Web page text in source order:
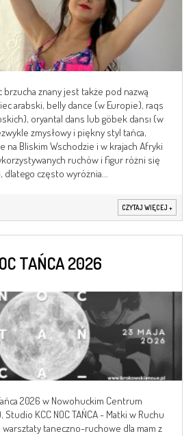
brzucha znany jest także pod nazwą
arabski, belly dance (w Europie), raqs
oryantal dans lub göbek dansı (w
zmysłowy i piękny styl tańca,
na Bliskim Wschodzie i w krajach Afryki
ruchów i figur różni się
często wyróżnia...
CZYTAJ WIĘCEJ +
TAŃCA 2026
2026 w Nowohuckim Centrum
Studio KCC NOC TAŃCA - Matki w Ruchu
warsztaty taneczno-ruchowe dla mam z